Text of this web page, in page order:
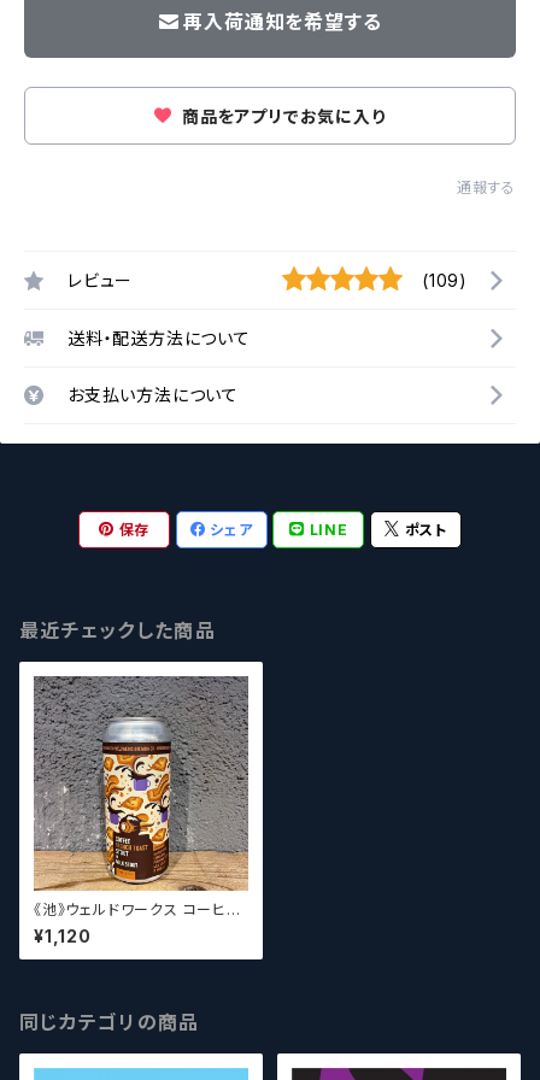
再入荷通知を希望する
商品をアプリでお気に入り
通報する
レビュー (109)
送料・配送方法について
お支払い方法について
保存 シェア LINE ポスト
最近チェックした商品
《池》ウェルドワークス コーヒー
フレンチトーストスタウト / Wel
dWerks Coffee French To
ast Stout
¥1,120
同じカテゴリの商品